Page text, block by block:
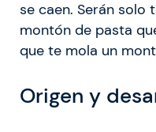
se caen. Serán solo
montón de pasta
que te mola un
Origen y